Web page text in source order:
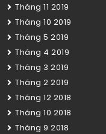
Tháng 11 2019
Tháng 10 2019
Tháng 5 2019
Tháng 4 2019
Tháng 3 2019
Tháng 2 2019
Tháng 12 2018
Tháng 10 2018
Tháng 9 2018